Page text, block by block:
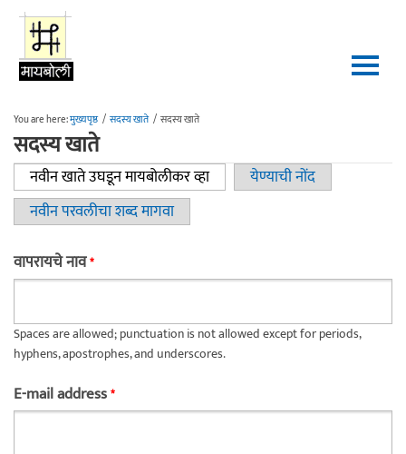
Skip to main content
You are here:मुख्यपृष्ठ / सदस्य खाते / सदस्य खाते
सदस्य खाते
Primary tabs
नवीन खाते उघडून मायबोलीकर व्हा(active tab)येण्याची नोंद
नवीन परवलीचा शब्द मागवा
वापरायचे नाव*
Spaces are allowed; punctuation is not allowed except for periods,
hyphens, apostrophes, and underscores.
E-mail address*